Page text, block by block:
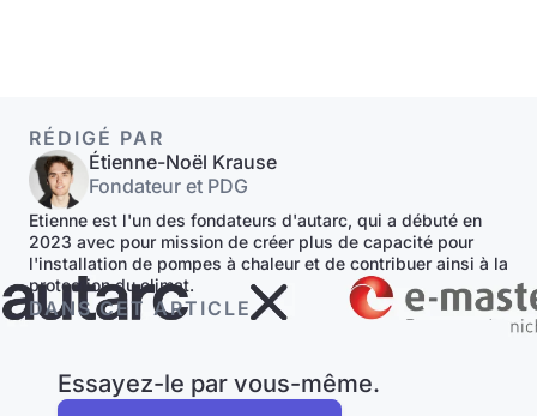
RÉDIGÉ PAR
Étienne-Noël Krause
Fondateur et PDG
Etienne est l'un des fondateurs d'autarc, qui a débuté en
2023 avec pour mission de créer plus de capacité pour
l'installation de pompes à chaleur et de contribuer ainsi à la
protection du climat.
DANS CET ARTICLE
Essayez-le par vous-même.